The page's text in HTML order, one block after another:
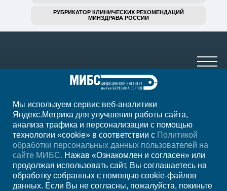
РУБРИКАТОР КЛИНИЧЕСКИХ РЕКОМЕНДАЦИЙ
МИНЗДРАВА РОССИИ
+7 (861) 200-83-22
ежедн. 8.00-00.00
РегионКраснодар
Записаться на
Мы используем сервис веб-аналитики
Яндекс.Метрика для улучшения работы сайта,
анализа трафика и персонализации с помощью
технологии «cookie» в соответствии с Политикой
обработки персональных данных пользователей на
сайте МИБС. Нажав «Ознакомлен и согласен» или
продолжая использовать сайт, Вы соглашаетесь на
обработку собранных с помощью cookie-файлов
данных. Если Вы не согласны, пожалуйста, покиньте